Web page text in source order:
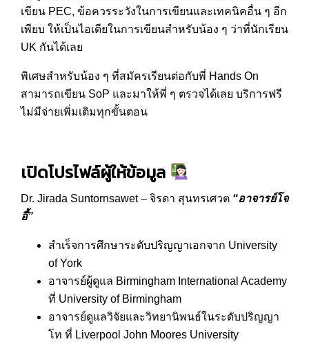
เขียน PEC, ข้อควรระวังในการเขียนและเทคนิคอื่น ๆ อีก
เพียบ ให้เป็นไอเดียในการเขียนสำหรับน้อง ๆ ว่าที่นักเรียน
UK กันได้เลย
พิเศษสำหรับน้อง ๆ ที่สมัครเรียนต่อกับพี่ Hands On
สามารถเขียน SoP และมาให้พี่ ๆ ตรวจได้เลย บริการฟรี
ไม่มีจ่ายเพิ่มเติมทุกขั้นตอน
เปิดโปรไฟล์ผู้ให้ข้อมูล
Dr. Jirada Suntornsawet – จิรดา สุนทรเศวต “อาจารย์โจ
อี้”
สำเร็จการศึกษาระดับปริญญาเอกจาก University
of York
อาจารย์ผู้ดูแล Birmingham International Academy
ที่ University of Birmingham
อาจารย์ดูแลวิจัยและวิทยานิพนธ์ในระดับปริญญา
โท ที่ Liverpool John Moores University